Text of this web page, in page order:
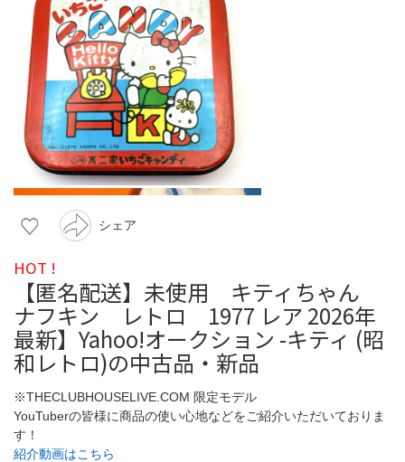
シェア
HOT !
【匿名配送】未使用 キティちゃん
ナフキン レトロ 1977 レア 2026年
最新】Yahoo!オークション -キティ (昭
和レトロ)の中古品・新品
※THECLUBHOUSELIVE.COM 限定モデル
YouTuberの皆様に商品の使い心地などをご紹介いただいておりま
す！
紹介動画はこちら